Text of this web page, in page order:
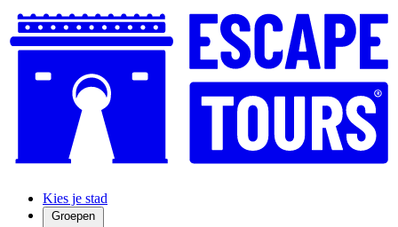
Kies je stad
Groepen